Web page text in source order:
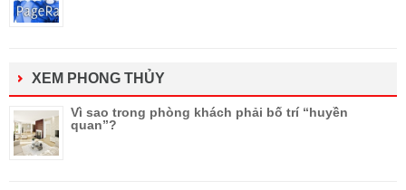
XEM PHONG THỦY
Vì sao trong phòng khách phải bố trí “huyền
quan”?